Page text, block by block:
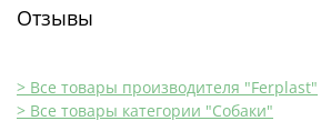
Отзывы
> Все товары производителя "Ferplast"
> Все товары категории "Собаки"